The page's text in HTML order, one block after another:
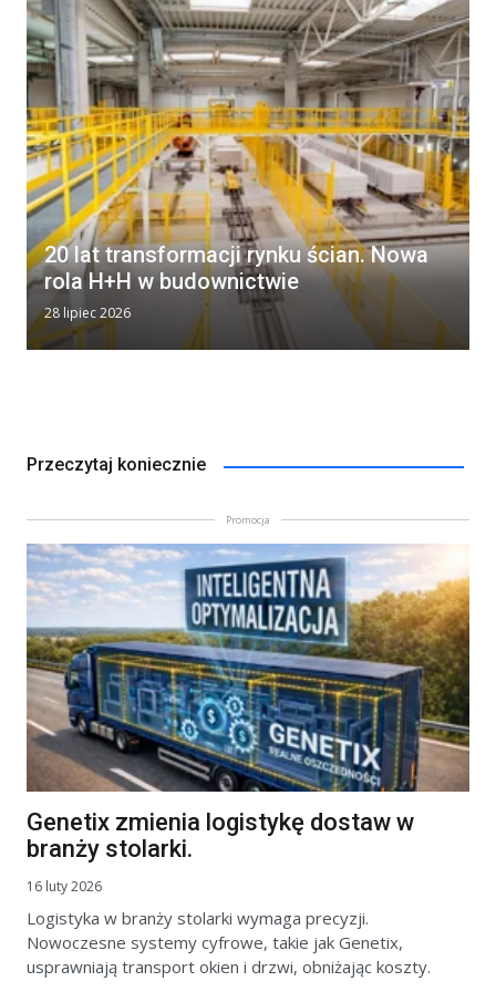
20 lat transformacji rynku ścian. Nowa
rola H+H w budownictwie
28 lipiec 2026
Przeczytaj koniecznie
Promocja
Genetix zmienia logistykę dostaw w
branży stolarki.
16 luty 2026
Logistyka w branży stolarki wymaga precyzji.
Nowoczesne systemy cyfrowe, takie jak Genetix,
usprawniają transport okien i drzwi, obniżając koszty.